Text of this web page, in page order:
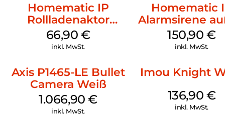
Homematic IP
Rollladenaktor
Unterputz Weiß
66,90 €
inkl. MwSt.
Homematic
Alarmsirene
Weiß
150,90€
inkl. MwSt.
Axis P1465-LE Bullet
Camera Weiß
1.066,90€
inkl. MwSt.
Imou Knight
136,90 €
inkl. MwSt.